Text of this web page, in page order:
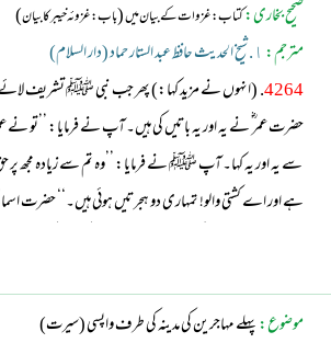
صحیح بخاری:کتاب: غزوات کے بیان میں(باب: غزوئہ خیبر کا بیان)
مترجم: ١. شیخ الحدیث حافظ عبد الستار حماد (دار السلام)
4264 . (انہوں نے مزید کہا:) پھر جب نبی ﷺ تشریف
حضرت عمر ؓ نے یہ اور یہ باتیں کی ہیں۔ آپ نے فرمایا: ’’تو
سے یہ اور یہ کہا۔ آپ ﷺ نے فرمایا: ’’وہ تم سے زیادہ مجھ
ہے اور اے کشتی والو! تمہاری دو ہجرتیں ہوئی ہیں۔‘‘ حضرت
موضوع:پہلے مہاجرین کی مدینہ کی طرف واپسی (سیرت)